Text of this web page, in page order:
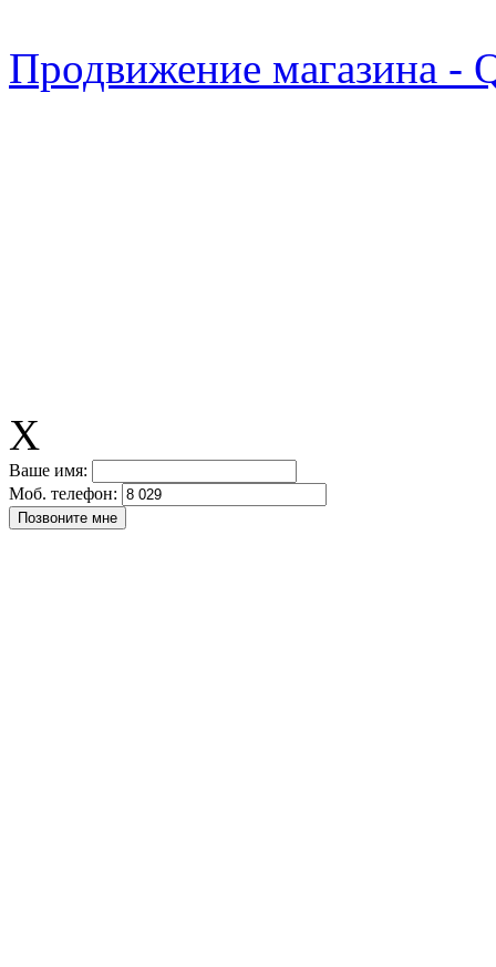
Продвижение магазина -
X
Ваше имя:
Моб. телефон: